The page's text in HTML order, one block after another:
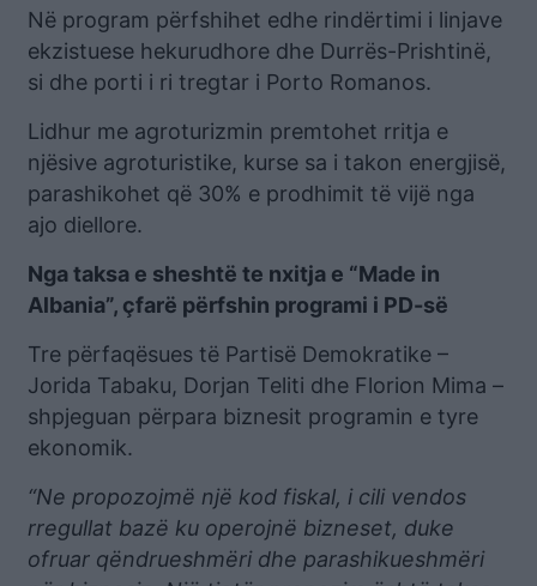
Në program përfshihet edhe rindërtimi i linjave
ekzistuese hekurudhore dhe Durrës-Prishtinë,
si dhe porti i ri tregtar i Porto Romanos.
Lidhur me agroturizmin premtohet rritja e
njësive agroturistike, kurse sa i takon energjisë,
parashikohet që 30% e prodhimit të vijë nga
ajo diellore.
Nga taksa e sheshtë te nxitja e “Made in
Albania”, çfarë përfshin programi i PD-së
Tre përfaqësues të Partisë Demokratike –
Jorida Tabaku, Dorjan Teliti dhe Florion Mima –
shpjeguan përpara biznesit programin e tyre
ekonomik.
“Ne propozojmë një kod fiskal, i cili vendos
rregullat bazë ku operojnë bizneset, duke
ofruar qëndrueshmëri dhe parashikueshmëri